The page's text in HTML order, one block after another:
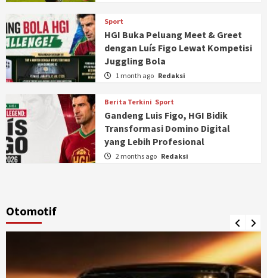
Sport
HGI Buka Peluang Meet & Greet
dengan Luís Figo Lewat Kompetisi
Juggling Bola
1 month ago Redaksi
Berita Terkini Sport
Gandeng Luis Figo, HGI Bidik
Transformasi Domino Digital
yang Lebih Profesional
2 months ago Redaksi
Otomotif